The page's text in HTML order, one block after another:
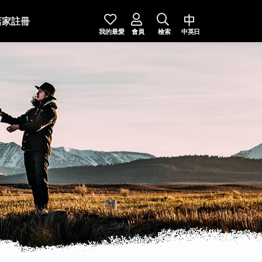
註冊
我的最愛 會員 檢索 中英日